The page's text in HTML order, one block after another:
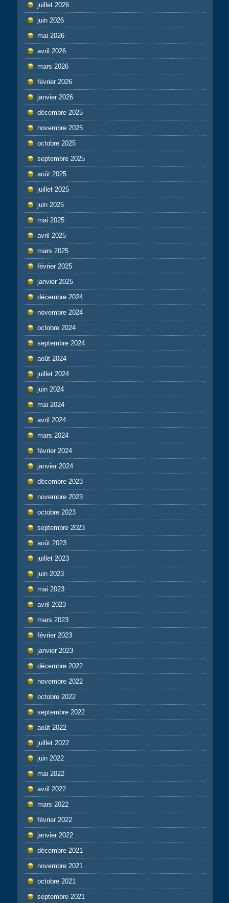
juillet 2026
juin 2026
mai 2026
avril 2026
mars 2026
février 2026
janvier 2026
décembre 2025
novembre 2025
octobre 2025
septembre 2025
août 2025
juillet 2025
juin 2025
mai 2025
avril 2025
mars 2025
février 2025
janvier 2025
décembre 2024
novembre 2024
octobre 2024
septembre 2024
août 2024
juillet 2024
juin 2024
mai 2024
avril 2024
mars 2024
février 2024
janvier 2024
décembre 2023
novembre 2023
octobre 2023
septembre 2023
août 2023
juillet 2023
juin 2023
mai 2023
avril 2023
mars 2023
février 2023
janvier 2023
décembre 2022
novembre 2022
octobre 2022
septembre 2022
août 2022
juillet 2022
juin 2022
mai 2022
avril 2022
mars 2022
février 2022
janvier 2022
décembre 2021
novembre 2021
octobre 2021
septembre 2021